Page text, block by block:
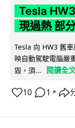
Tesla
現過熱 部
Tesla 向 HW3 舊
映自動駕駛電腦嚴
毀，須...
閱讀全
10 1 ↗